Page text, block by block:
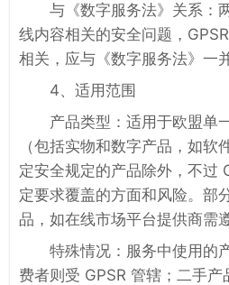
与《数字服务法》关系：
线内容相关的安全问题，
相关，应与《数字服务法》一
4、适用范围
产品类型：适用于欧盟单
（包括实物和数字产品，如软
定安全规定的产品除外，不过
定要求覆盖的方面和风险。部
品，如在线市场平台提供商需
特殊情况：服务中使用的
费者则受 GPSR 管辖；二手